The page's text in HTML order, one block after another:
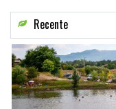
Recente